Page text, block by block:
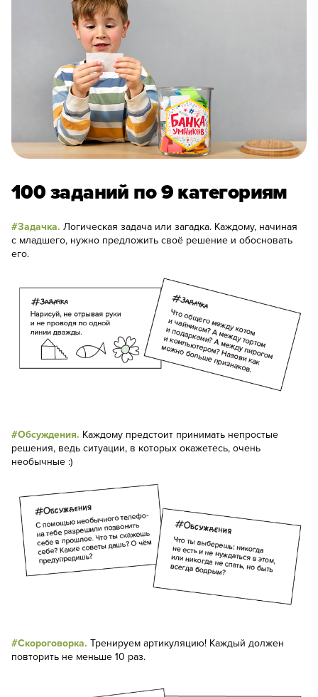
100 заданий по 9 категориям
#Задачка. Логическая задача или загадка. Каждому, начиная
с младшего, нужно предложить своё решение и обосновать
его.
#Обсуждения. Каждому предстоит принимать непростые
решения, ведь ситуации, в которых окажетесь, очень
необычные :)
#Скороговорка. Тренируем артикуляцию! Каждый должен
повторить не меньше 10 раз.